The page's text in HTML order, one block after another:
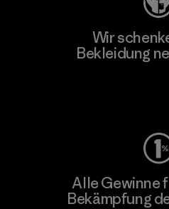
Wir
Bekleidung
Alle Gewinne
Bekämpfung